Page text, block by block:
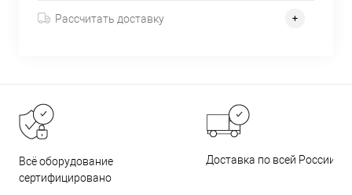
Рассчитать доставку
Всё оборудование
сертифицировано
Доставка по всей России